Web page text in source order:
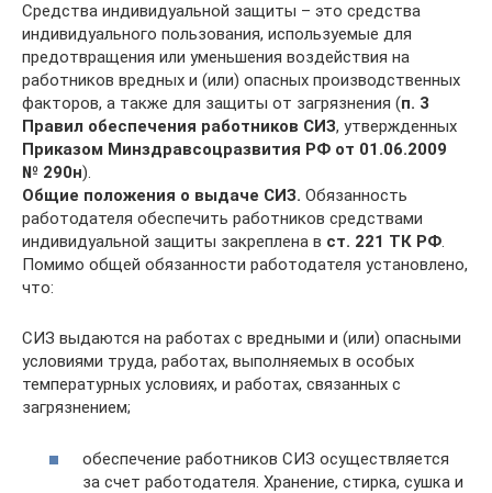
Средства индивидуальной защиты – это средства
индивидуального пользования, используемые для
предотвращения или уменьшения воздействия на
работников вредных и (или) опасных производственных
факторов, а также для защиты от загрязнения (п. 3
Правил обеспечения работников СИЗ, утвержденных
Приказом Минздравсоцразвития РФ от 01.06.2009
№ 290н).
Общие положения о выдаче СИЗ. Обязанность
работодателя обеспечить работников средствами
индивидуальной защиты закреплена в ст. 221 ТК РФ.
Помимо общей обязанности работодателя установлено,
что:
СИЗ выдаются на работах с вредными и (или) опасными
условиями труда, работах, выполняемых в особых
температурных условиях, и работах, связанных с
загрязнением;
обеспечение работников СИЗ осуществляется
за счет работодателя. Хранение, стирка, сушка и